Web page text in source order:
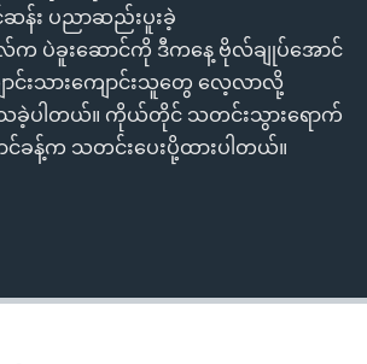
ဆန်း ပညာဆည်းပူးခဲ့
ပဲခူးဆောင်ကို ဒီကနေ့ ဗိုလ်ချုပ်အောင်
ောင်းသားကျောင်းသူတွေ လေ့လာလို့
သခဲ့ပါတယ်။ ကိုယ်တိုင် သတင်းသွားရောက်
န့်က သတင်းပေးပို့ထားပါတယ်။